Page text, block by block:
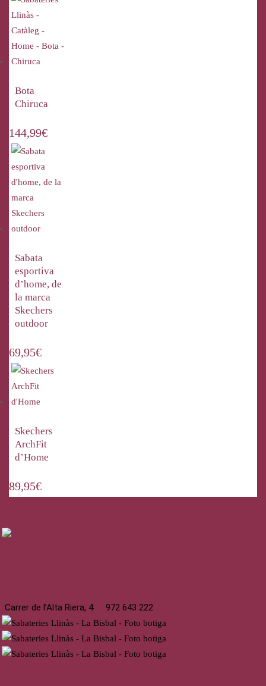
Bota
Chiruca
144,99€
Sabata
esportiva
d’home, de
la marca
Skechers
outdoor
69,95€
Skechers
ArchFit
d’Home
89,95€
Carrer de l’Alta Riera, 4 972 643 222